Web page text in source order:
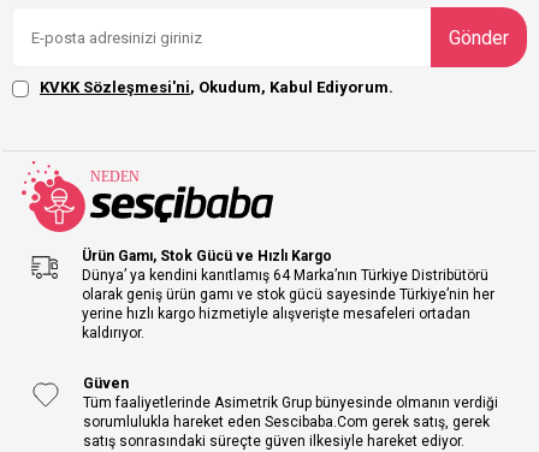
Gönder
KVKK Sözleşmesi'ni, Okudum, Kabul Ediyorum.
Ürün Gamı, Stok Gücü ve Hızlı Kargo
Dünya’ ya kendini kanıtlamış 64 Marka’nın Türkiye Distribütörü
olarak geniş ürün gamı ve stok gücü sayesinde Türkiye’nin her
yerine hızlı kargo hizmetiyle alışverişte mesafeleri ortadan
kaldırıyor.
Güven
Tüm faaliyetlerinde Asimetrik Grup bünyesinde olmanın verdiği
sorumlulukla hareket eden Sescibaba.Com gerek satış, gerek
satış sonrasındaki süreçte güven ilkesiyle hareket ediyor.